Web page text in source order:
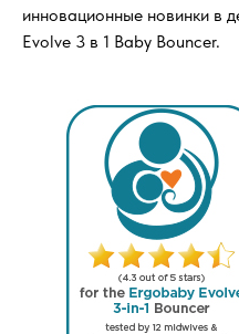
инновационные новинки в
Evolve 3 в 1 Baby Bouncer.
Как отличить подделку
Copyright © 2026 - TOTS Distribution Group
Свидетельство на товарный знак
№83312 от 19.01.2018 года
Промо-коды